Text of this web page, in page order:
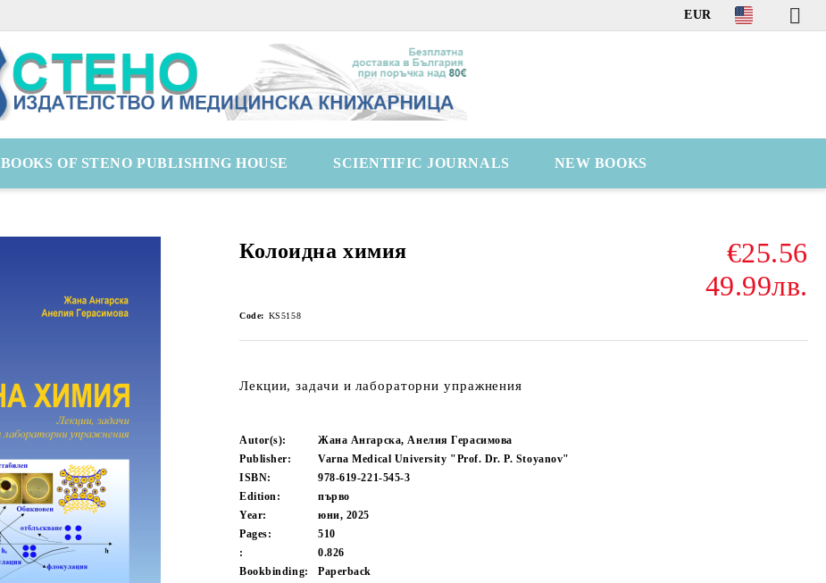
EUR
BOOKS OF STENO PUBLISHING HOUSE SCIENTIFIC JOURNALS NEW BOOKS
Колоидна химия
€25.56
49.99лв.
Code: KS5158
Лекции, задачи и лабораторни упражнения
Autor(s):
Жана Ангарска, Анелия Герасимова
Publisher:
Varna Medical University "Prof. Dr. P. Stoyanov"
ISBN:
978-619-221-545-3
Edition:
първо
Year:
юни, 2025
Pages:
510
:
0.826
Bookbinding:
Paperback